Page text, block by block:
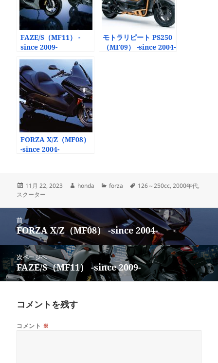
FAZE/S（MF11） -
since 2009-
モトラリピート PS250
（MF09） -since 2004-
FORZA X/Z（MF08）
-since 2004-
投
稿
11月 22, 2023
作
honda
カ
forza
タ
126～250cc,2000年代,
スクーター
ゲ
ー
シ
前
前
投
稿:
FORZA X/Z（MF08） -since 2004-
次ページへ
次
の
稿:
FAZE/S（MF11） -since 2009-
コメントを残す
コメント ※